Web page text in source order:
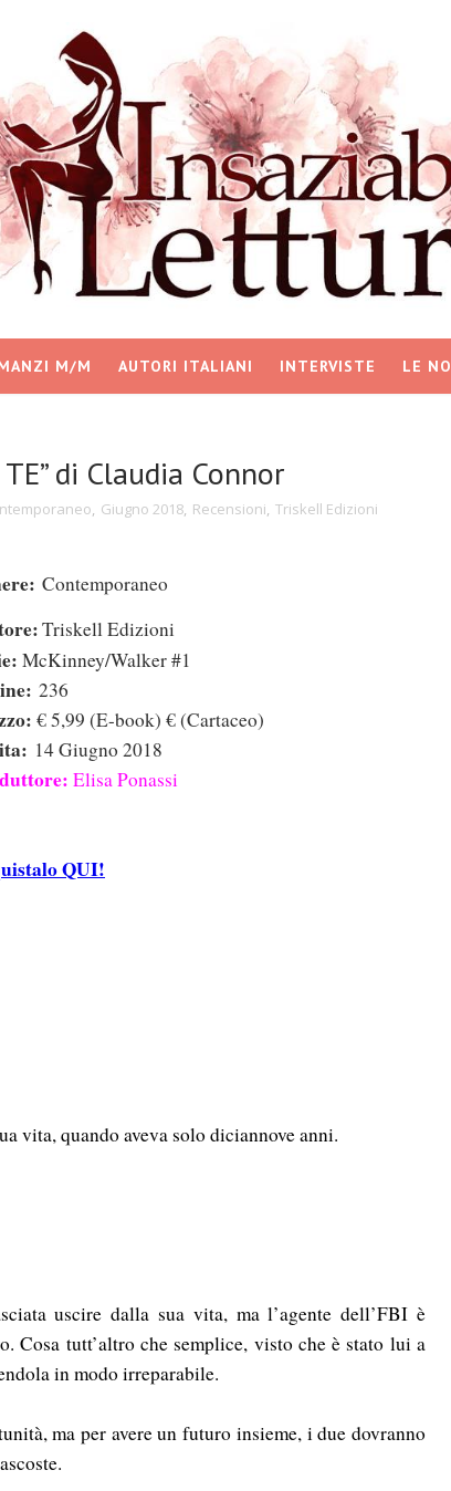
M/M AUTORI ITALIANI INTERVISTE LE
di Claudia Connor
, Giugno 2018, Recensioni, Triskell Edizioni
Contemporaneo
Triskell Edizioni
McKinney/Walker #1
236
€ 5,99 (E-book) € (Cartaceo)
14 Giugno 2018
Elisa Ponassi
QUI!
vita, quando aveva solo diciannove anni.
uscire dalla sua vita, ma l’agente dell’FBI è
Cosa tutt’altro che semplice, visto che è stato lui a
in modo irreparabile.
ma per avere un futuro insieme, i due dovranno